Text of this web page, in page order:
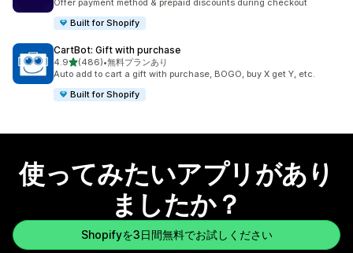
Offer payment method & prepaid discounts during checkout
Built for Shopify
CartBot: Gift with purchase
4.95つ星中
(486)
合計レビュー数：486件
•無料プランあり
Auto add to cart a gift with purchase, BOGO, buy X get Y, etc.
Built for Shopify
使ってみたいアプリがあり
ましたか？
Shopifyを3日間無料でお試しください